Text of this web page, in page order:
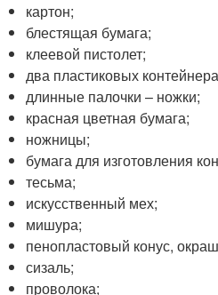
картон;
блестящая бумага;
клеевой пистолет;
два пластиковых
длинные палочки – ножки;
красная цветная бумага;
ножницы;
бумага для изготовления
тесьма;
искусственный мех;
мишура;
пенопластовый конус,
сизаль;
проволока;